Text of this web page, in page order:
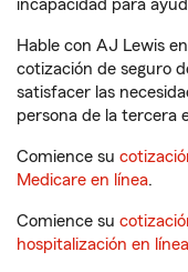
incapacidad para
Hable con AJ Lewis
cotización de seguro
satisfacer las
persona de la tercera
Comience su
Medicare en línea.
Comience su
hospitalización en línea